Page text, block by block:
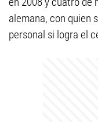
alemana, con quien
personal si logra el